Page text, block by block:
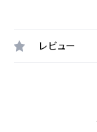
レビュー